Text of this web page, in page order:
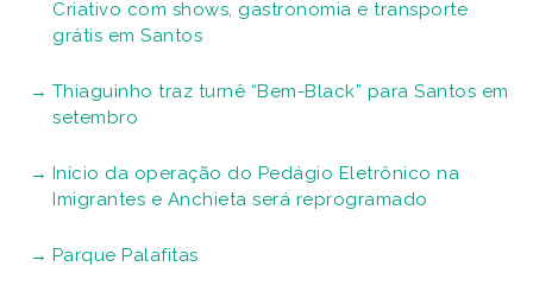
Criativo com shows, gastronomia e transporte
grátis em Santos
Thiaguinho traz turnê “Bem-Black” para Santos em
setembro
Início da operação do Pedágio Eletrônico na
Imigrantes e Anchieta será reprogramado
Parque Palafitas